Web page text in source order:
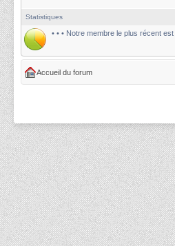
Statistiques
• • • Notre membre le plus récent est
Accueil du forum